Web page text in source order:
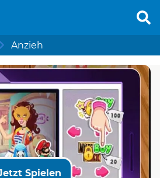
Anzieh
Spielen